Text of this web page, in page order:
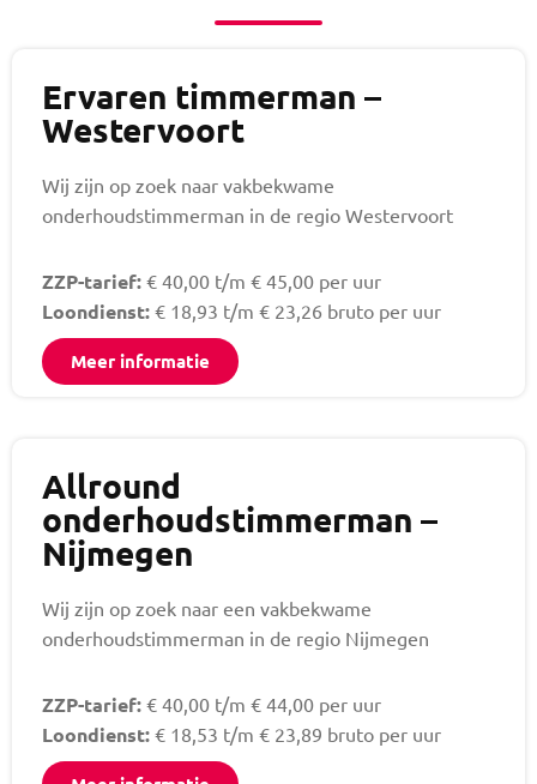
Ervaren timmerman –
Westervoort
Wij zijn op zoek naar vakbekwame
onderhoudstimmerman in de regio Westervoort
ZZP-tarief: € 40,00 t/m € 45,00 per uur
Loondienst: € 18,93 t/m € 23,26 bruto per uur
Meer informatie
Allround
onderhoudstimmerman –
Nijmegen
Wij zijn op zoek naar een vakbekwame
onderhoudstimmerman in de regio Nijmegen
ZZP-tarief: € 40,00 t/m € 44,00 per uur
Loondienst: € 18,53 t/m € 23,89 bruto per uur